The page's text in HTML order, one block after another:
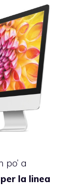
a
per la linea